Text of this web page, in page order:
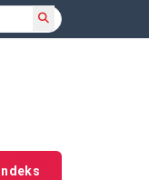
Indeks